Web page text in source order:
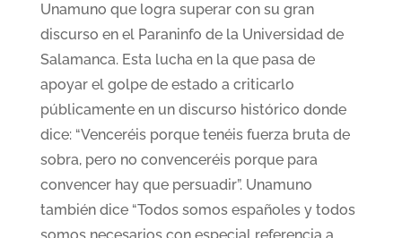
Unamuno que logra superar con su gran
discurso en el Paraninfo de la Universidad de
Salamanca. Esta lucha en la que pasa de
apoyar el golpe de estado a criticarlo
públicamente en un discurso histórico donde
dice: “Venceréis porque tenéis fuerza bruta de
sobra, pero no convenceréis porque para
convencer hay que persuadir”. Unamuno
también dice “Todos somos españoles y todos